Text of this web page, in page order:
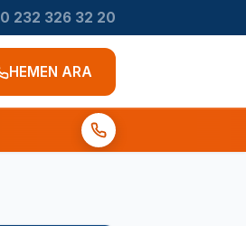
0 232 326 32 20
HEMEN ARA